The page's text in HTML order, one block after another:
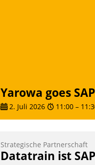
Yarowa goes SAP
2. Juli 2026 11:00 –
Strategische Partnerschaft
Datatrain ist